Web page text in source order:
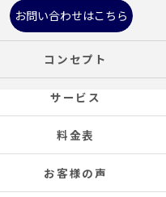
お問い合わせはこちら
コンセプト
サービス
料金表
お客様の声